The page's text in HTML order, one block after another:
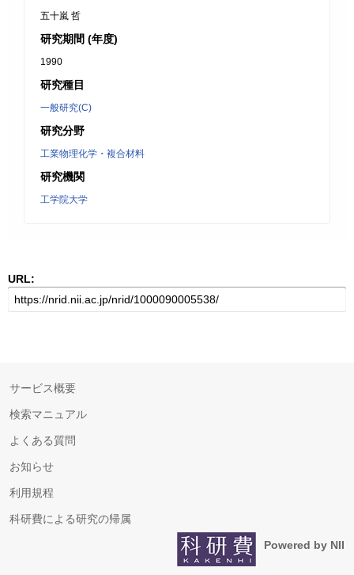
五十嵐 哲
研究期間 (年度)
1990
研究種目
一般研究(C)
研究分野
工業物理化学・複合材料
研究機関
工学院大学
URL:
サービス概要
検索マニュアル
よくある質問
お知らせ
利用規程
科研費による研究の帰属
Powered by NII